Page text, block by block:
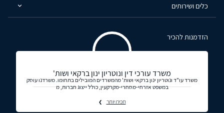
כלים ושירותים
הזדמנות להכיר
משרד עורכי דין ונוטריון ינון ברקאי ושות'
משרד עו"ד ונוטריון ינון ברקאי ושות' מהמשרדים המובילים בתחומו. משרדנו עוסק
במשפט אזרחי-מסחרי-מקרקעין, כולל ייצוג חברות, מ
תכירו יותר